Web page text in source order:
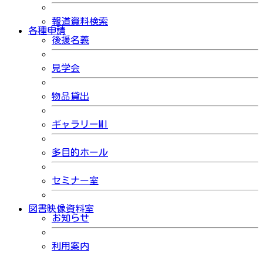
報道資料検索
各種申請
後援名義
見学会
物品貸出
ギャラリーMI
多目的ホール
セミナー室
図書映像資料室
お知らせ
利用案内